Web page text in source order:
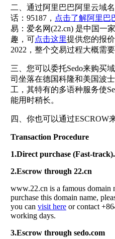
二、通过阿里巴巴阿里云域
话：95187， 点击了解阿里巴
易：爱名网(22.cn) 是中国一
趣，可点击这里提供您的报
2022，整个交易过程大概需
三、您可以委托Sedo来购买
司坐落在德国科隆和美国波
工，其特有的多语种服务使
能用时稍长。
四、你也可以通过ESCROW
Transaction Procedure
1.Direct purchase (Fast-track).
2.Escrow through 22.cn
www.22.cn is a famous
purchase this domain name,
you can visit here or contact
working days.
3.Escrow through sedo.com